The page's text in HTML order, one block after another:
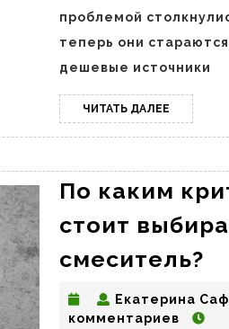
проблемой
теперь они
дешевые источники
ЧИТАТЬ ДАЛЕЕ ЧИТАТЬ
ДАЛЕЕ
По каким
стоит
смеситель?
Екатерина
комментариев